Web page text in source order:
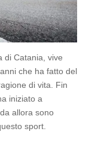
di Catania, vive
che ha fatto del
di vita. Fin
iniziato a
allora sono
sport.